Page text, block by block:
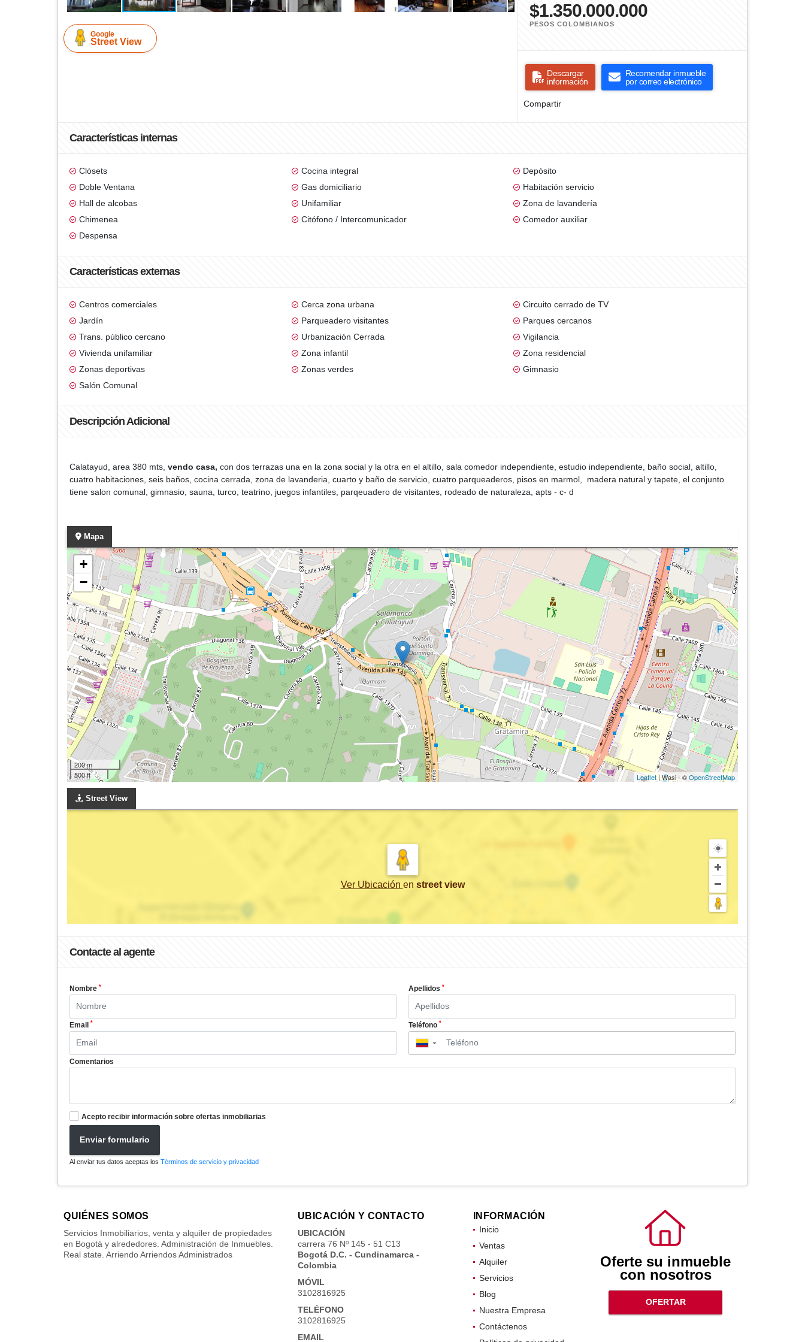
Google
Street View
$1.350.000.000
PESOS COLOMBIANOS
Descargar
información
Recomendar inmueble
por correo electrónico
Compartir
Características internas
Clósets Cocina integral
Depósito
Doble Ventana
Gas domiciliario
Habitación servicio
Hall de alcobas
Unifamiliar
Zona de lavandería
Chimenea
Citófono / Intercomunicador
Comedor auxiliar
Despensa
Características externas
Centros comerciales Cerca zona urbana
Circuito cerrado de TV
Jardín
Parqueadero visitantes
Parques cercanos
Trans. público cercano
Urbanización Cerrada
Vigilancia
Vivienda unifamiliar
Zona infantil
Zona residencial
Zonas deportivas
Zonas verdes
Gimnasio
Salón Comunal
Descripción Adicional
Calatayud, area 380 mts, vendo casa, con dos terrazas una en la zona social y la otra en el altillo, sala comedor independiente, estudio independiente, baño social, altillo,
cuatro habitaciones, seis baños, cocina cerrada, zona de lavanderia, cuarto y baño de servicio, cuatro parqueaderos, pisos en marmol, madera natural y tapete, el conjunto
tiene salon comunal, gimnasio, sauna, turco, teatrino, juegos infantiles, parqeuadero de visitantes, rodeado de naturaleza, apts - c- d
Mapa
+
−
200 m
500 ft
Leaflet| Wasi - ©OpenStreetMap
Street View
Ver Ubicación en street view
Contacte al agente
Nombre * Apellidos *
Email * Teléfono *
▼
Comentarios
Acepto recibir información sobre ofertas inmobiliarias
Enviar formulario
Al enviar tus datos aceptas los Términos de servicio y privacidad
QUIÉNES SOMOS
Servicios Inmobiliarios, venta y alquiler de propiedades
en Bogotá y alrededores. Administración de Inmuebles.
Real state. Arriendo Arriendos Administrados
UBICACIÓN Y CONTACTO
UBICACIÓN
carrera 76 Nº 145 - 51 C13
Bogotá D.C. - Cundinamarca -
Colombia
MÓVIL
3102816925
TELÉFONO
3102816925
EMAIL
INFORMACIÓN
Inicio
Ventas
Alquiler
Servicios
Blog
Nuestra Empresa
Contáctenos
Oferte su inmueble
con nosotros
OFERTAR